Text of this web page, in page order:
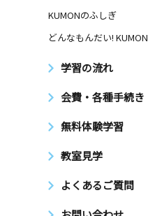
が丘３丁目６－２６ 西友
Ｆ 公文式教室
大泉南教室
金 土
日
丁目２５－１８
KUMONのふしぎ
どんなもんだい! KUMON
学習の流れ
会費・各種手続き
無料体験学習
教室見学
よくあるご質問